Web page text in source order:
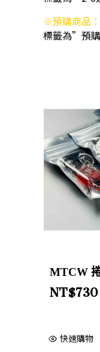
※預購商品：
標籤為”預
MTCW
NT$730
快速購物